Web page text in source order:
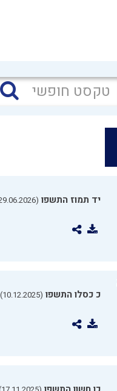
יד תמוז התשפו (29.06.2026)
כ כסלו התשפו (10.12.2025)